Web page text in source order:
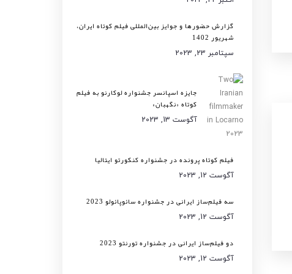
گزارش حضورها و جوایز بین‌المللی فیلم کوتاه ایران،
شهریور 1402
سپتامبر 23, 2023
جایزه اسپانسر جشنواره لوکارنو به فیلم
کوتاه «نگهبان»
آگوست 13, 2023
فیلم کوتاه پرونده در جشنواره کنکورتو ایتالیا
آگوست 12, 2023
سه فیلم‌ساز ایرانی در جشنواره سائوپائولو 2023
آگوست 12, 2023
دو فیلم‌ساز ایرانی در جشنواره تورنتو 2023
آگوست 12, 2023